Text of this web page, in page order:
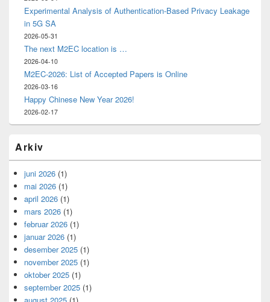
Experimental Analysis of Authentication-Based Privacy Leakage
in 5G SA
2026-05-31
The next M2EC location is …
2026-04-10
M2EC-2026: List of Accepted Papers is Online
2026-03-16
Happy Chinese New Year 2026!
2026-02-17
Arkiv
juni 2026 (1)
mai 2026 (1)
april 2026 (1)
mars 2026 (1)
februar 2026 (1)
januar 2026 (1)
desember 2025 (1)
november 2025 (1)
oktober 2025 (1)
september 2025 (1)
august 2025 (1)